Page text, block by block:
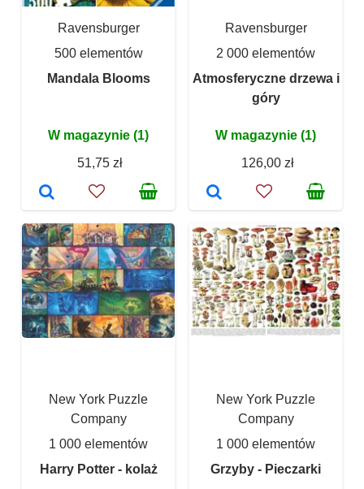
Ravensburger
500 elementów
Mandala Blooms
W magazynie (1)
51,75 zł
Ravensburger
2 000 elementów
Atmosferyczne drzewa i
góry
W magazynie (1)
126,00 zł
New York Puzzle
Company
1 000 elementów
Harry Potter - kolaż
New York Puzzle
Company
1 000 elementów
Grzyby - Pieczarki